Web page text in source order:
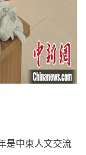
是中柬人文交流